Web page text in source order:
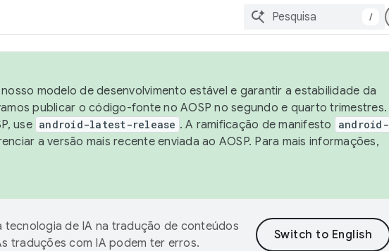
/
modelo de desenvolvimento estável e garantir a estabilidade da
publicar o código-fonte no AOSP no segundo e quarto trimestres.
use android-latest-release . A ramificação de manifesto
android-
a versão mais recente enviada ao AOSP. Para mais informações,
tecnologia de IA na tradução de conteúdos
traduções com IA podem ter erros.